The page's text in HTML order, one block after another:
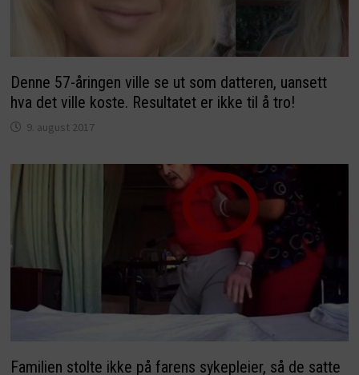
Denne 57-åringen ville se ut som datteren, uansett
hva det ville koste. Resultatet er ikke til å tro!
9. august 2017
Familien stolte ikke på farens sykepleier, så de satte